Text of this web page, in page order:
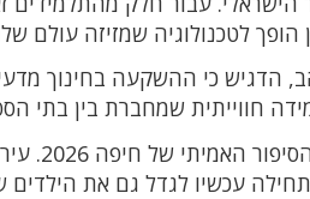
הופך לטכנולוגיה שמזיזה עולם
הדגיש כי ההשקעה בחינוך
חווייתית שמחברת בין בתי
ובתוך
עכשיו לגדל גם את